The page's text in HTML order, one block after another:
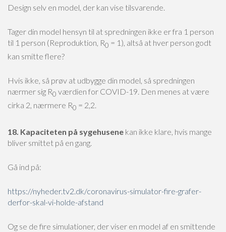
Design selv en model, der kan vise tilsvarende.
Tager din model hensyn til at spredningen ikke er fra 1 person
til 1 person (Reproduktion, R0 = 1), altså at hver person godt
kan smitte flere?
Hvis ikke, så prøv at udbygge din model, så spredningen
nærmer sig R0 værdien for COVID-19. Den menes at være
cirka 2, nærmere R0 = 2,2.
18. Kapaciteten på sygehusene kan ikke klare, hvis mange
bliver smittet på en gang.
Gå ind på:
https://nyheder.tv2.dk/coronavirus-simulator-fire-grafer-
derfor-skal-vi-holde-afstand
Og se de fire simulationer, der viser en model af en smittende